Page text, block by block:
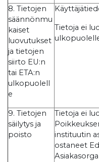
8. Tietojen
säännönmu
kaiset
luovutukset
ja tietojen
siirto EU:n
tai ETA:n
ulkopuolell
e
Tietoja ei
9. Tietojen
säilytys ja
poisto
Tietoja ei
instituutin
ostaneet